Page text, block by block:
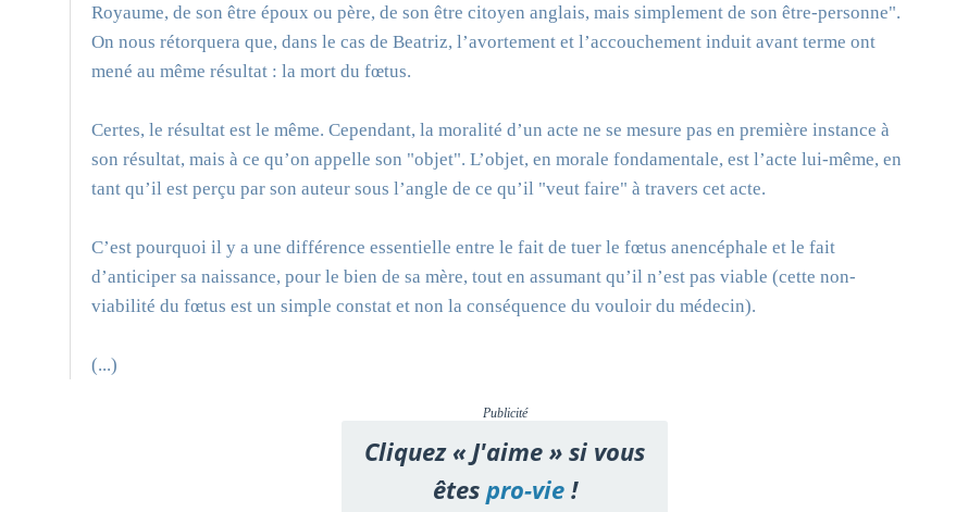
Royaume, de son être époux ou père, de son être citoyen anglais, mais simplement de son être-personne".
On nous rétorquera que, dans le cas de Beatriz, l’avortement et l’accouchement induit avant terme ont
mené au même résultat : la mort du fœtus.
Certes, le résultat est le même. Cependant, la moralité d’un acte ne se mesure pas en première instance à
son résultat, mais à ce qu’on appelle son "objet". L’objet, en morale fondamentale, est l’acte lui-même, en
tant qu’il est perçu par son auteur sous l’angle de ce qu’il "veut faire" à travers cet acte.
C’est pourquoi il y a une différence essentielle entre le fait de tuer le fœtus anencéphale et le fait
d’anticiper sa naissance, pour le bien de sa mère, tout en assumant qu’il n’est pas viable (cette non-
viabilité du fœtus est un simple constat et non la conséquence du vouloir du médecin).
(...)
Publicité
Cliquez « J'aime » si vous
êtespro-vie!